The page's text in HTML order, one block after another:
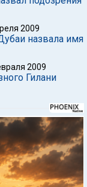
2009
назвала имя
2009
Гилани